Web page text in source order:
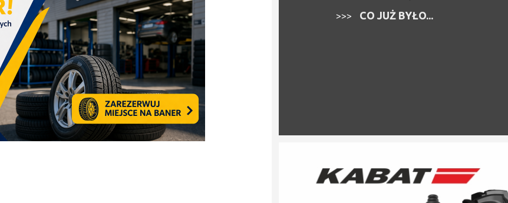
>>> CO JUŻ BYŁO...